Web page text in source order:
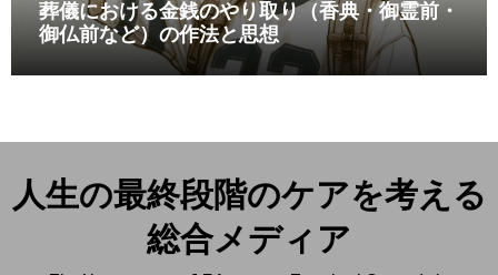
葬儀における金銭のやり取り（香典・御霊前・
御仏前など）の作法と思想
人生の最終段階のケアを考える
総合メディア